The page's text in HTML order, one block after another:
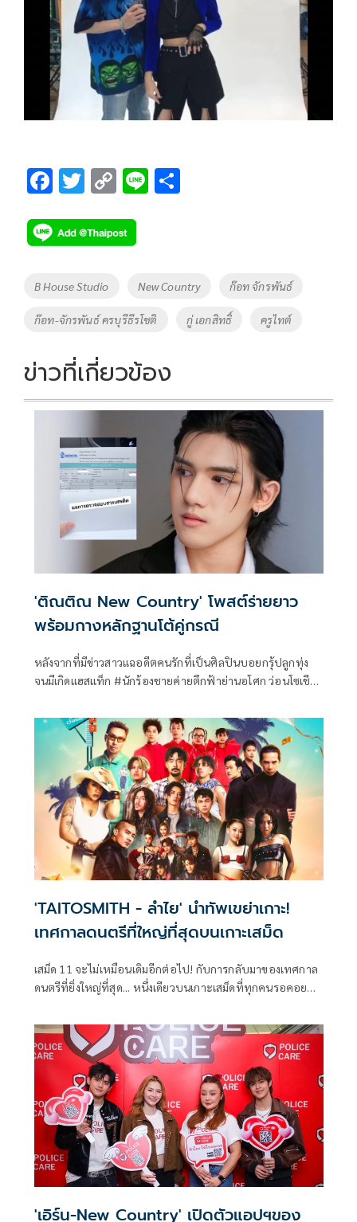
F
e
b
o
o
k
T
tt
er
C
p
y
n
k
Li
Tags
B House Studio New Country ก๊อท จักรพันธ์
ก๊อท-จักรพันธ์ ครบุรีธีรโชติ กู่ เอกสิทธิ์ ครูไทต์
ข่าวที่เกี่ยวข้อง
'ติณติณ New Country' โพสต์ร่ายยาว
พร้อมกางหลักฐานโต้คู่กรณี
หลังจากที่มีข่าวสาวแฉอดีตคนรักที่เป็นศิลปินบอยกรุ้ปลูกทุ่ง
จนมีเกิดแฮสแท็ก #นักร้องชายค่ายตึกฟ้าย่านอโศก ว่อนโซเชีย
Country ก็ถูกพูดถึงเป็นอย่างมาก ล่าสุด ทางค่ายแกรมมี่โกลด์ได้
ออกแถลงการณ์ถึงประเด็นดังกล่าวว่าทางค่ายนั้นดำเนินการสั่ง
พักงาน ติณติณ ชั่วคราวจนกว่าจะตรวจสอบข้อเท็จจริงร่วมกับ
ผู้เกี่ยวข้องเสร็จ เพื่อให้เกิดความชัดเจนและเป็นธรรมกับทุกฝ่าย
'TAITOSMITH - ลำไย' นำทัพเขย่าเกาะ!
เทศกาลดนตรีที่ใหญ่ที่สุดบนเกาะเสม็ด
เสม็ด 11 จะไม่เหมือนเดิมอีกต่อไป! กับการกลับมาของเทศกาล
ดนตรีที่ยิ่งใหญ่ที่สุด... หนึ่งเดียวบนเกาะเสม็ดที่ทุกคนรอคอย
นี้ได้ยกทั้งเกาะให้กลายเป็น Beach Festival เต็มรูปแบบ ที่พา
ทุกคน ร้อง เล่น เต้นบนน้ำ
'เอิร์น-New Country' เปิดตัวแอปฯของ